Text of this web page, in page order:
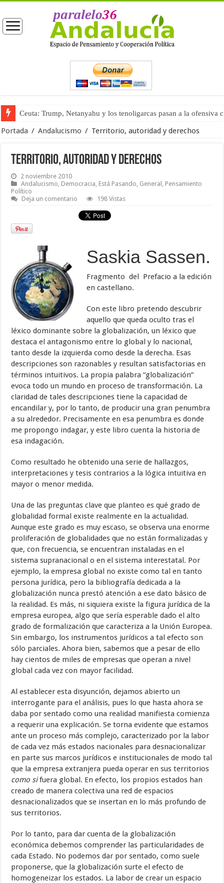
La masificación turística (tercera parte)
Portada / Andalucismo / Territorio, autoridad y derechos
Territorio, autoridad y derechos
2 noviembre 2010
Andalucismo, Democracia, Está Pasando, General , Pensamiento
Político
Deja un comentario
198 Vistas
Saskia Sassen.
Fragmento del Prefacio a la edición
en castellano.
Con este libro pretendo descubrir
aquello que queda oculto tras el
léxico dominante sobre la globalización, un léxico que
destaca el antagonismo entre lo global y lo nacional,
tanto desde la izquierda como desde la dere­cha. Esas
descripciones son razonables y resultan satisfactorias en
términos intuitivos. La propia palabra “globalización”
evoca todo un mundo en proceso de transformación. La
claridad de tales descripciones tiene la ca­pacidad de
encandilar y, por lo tanto, de producir una gran penumbra
a su alrededor. Precisamente en esa penumbra es donde
me propongo in­dagar, y este libro cuenta la historia de
esa indagación.
Como resultado he obtenido una serie de hallazgos,
interpretaciones y tesis contrarios a la lógica intuitiva en
mayor o menor medida.
Una de las preguntas clave que planteo es qué grado de
globalidad for­mal existe realmente en la actualidad.
Aunque este grado es muy escaso, se observa una enorme
proliferación de globalidades que no están formali­zadas y
que, con frecuencia, se encuentran instaladas en el
sistema supra­nacional o en el sistema interestatal. Por
ejemplo, la empresa global no existe como tal en tanto
persona jurídica, pero la bibliografía dedicada a la
globalización nunca prestó atención a ese dato básico de
la realidad. Es más, ni siquiera existe la figura jurídica de la
empresa europea, algo que sería esperable dado el alto
grado de formalización que caracteriza a la Unión Europea.
Sin embargo, los instrumentos jurídicos a tal efecto son
sólo par­ciales. Ahora bien, sabemos que a pesar de ello
hay cientos de miles de empresas que operan a nivel
global cada vez con mayor facilidad.
Al establecer esta disyunción, dejamos abierto un
interrogante para el análisis, pues lo que hasta ahora se
daba por sentado como una realidad manifiesta comienza
a requerir una explicación. Se torna evidente que estamos
ante un proceso más complejo, caracterizado por la labor
de cada vez más estados nacionales para desnacionalizar
en parte sus marcos jurí­dicos e institucionales de modo tal
que la empresa extranjera pueda ope­rar en sus territorios
como sifuera global. En efecto, los propios estados han
creado de manera colectiva una red de espacios
desnacionalizados que se insertan en lo más profundo de
sus territorios.
Por lo tanto, para dar cuenta de la globalización
económica debemos comprender las particularidades de
cada Estado. No podemos dar por sentado, como suele
proponerse, que la globalización surte el efecto de
homogeneizar los estados. La labor de crear un espacio